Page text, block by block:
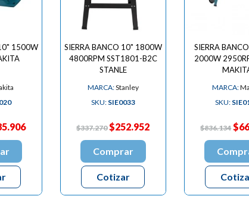
1500W
SIERRA BANCO 10" 1800W
4800RPM SST1801-B2C
STANLE
MARCA:Stanley
SKU: SIE0033
$337.270 $252.952
Comprar
Cotizar
SIERRA
2000W
MARCA:
SKU:
$836.134